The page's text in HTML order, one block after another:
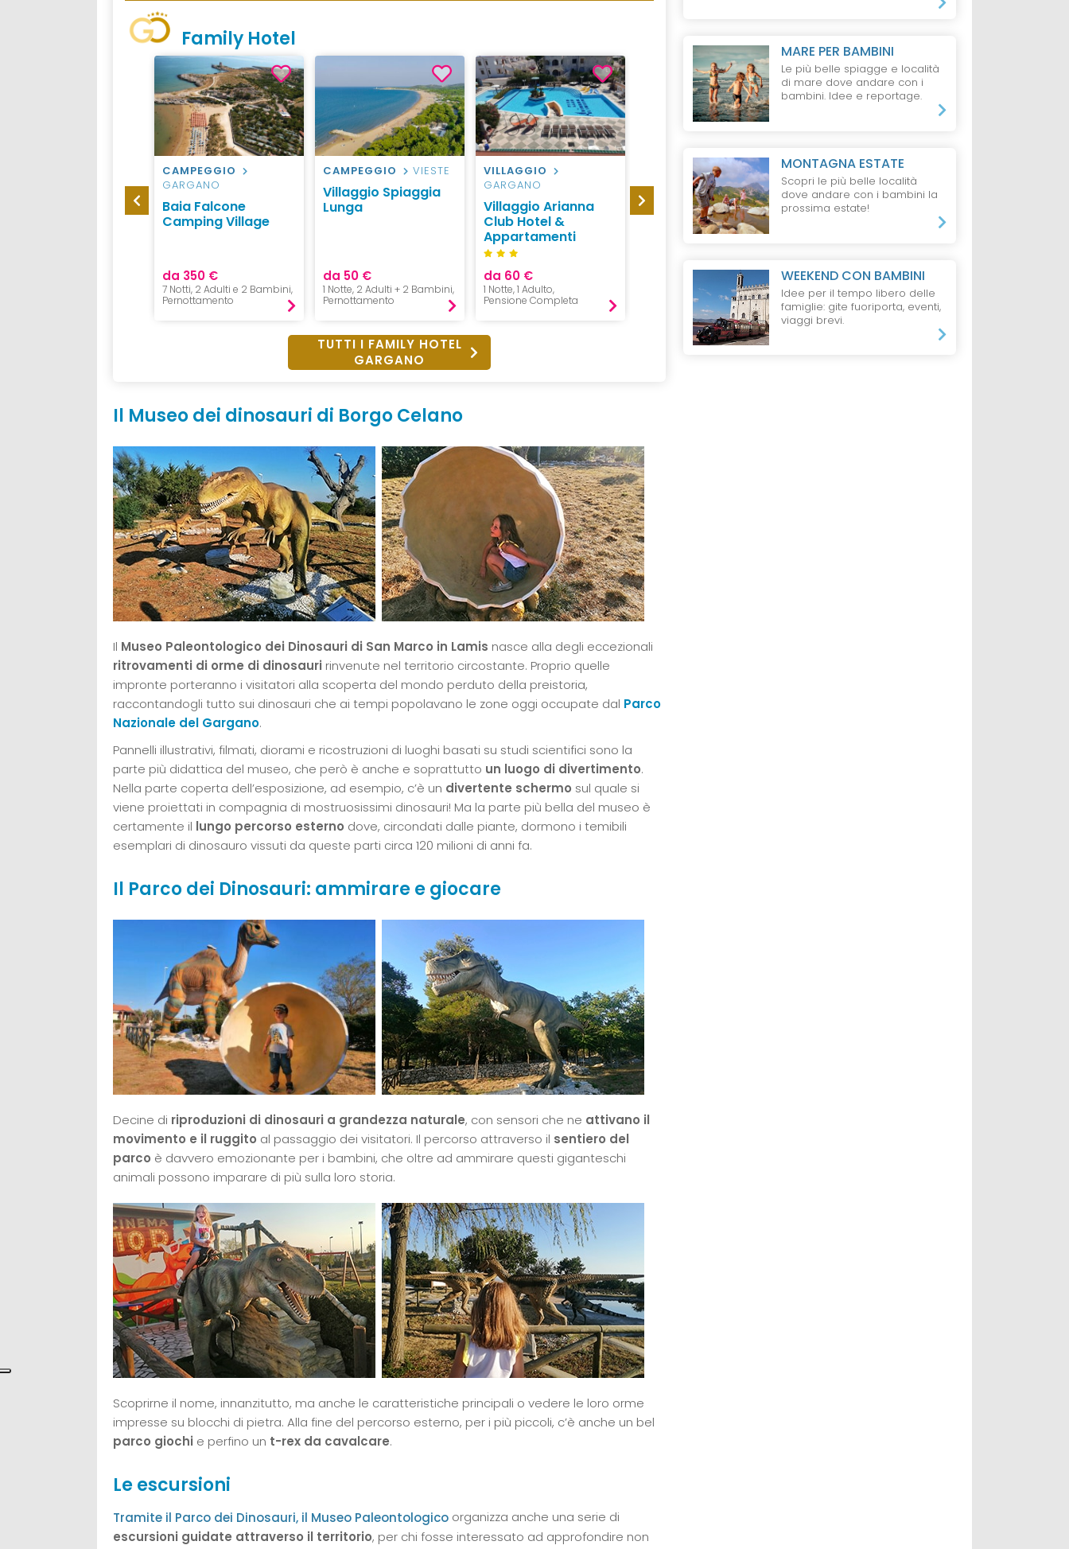
Family Hotel
CAMPEGGIO
GARGANO
Baia Falcone
Camping Village
da 350 €
7 Notti, 2 Adulti e 2 Bambini,
Pernottamento
CAMPEGGIO VIESTE
Villaggio Spiaggia
Lunga
da 50 €
1 Notte, 2 Adulti + 2 Bambini,
Pernottamento
VILLAGGIO
GARGANO
Villaggio Arianna
Club Hotel &
Appartamenti
da 60 €
1 Notte, 1 Adulto,
Pensione Completa
VIESTE
Le Ginestre Wellness
& Family Hotel
da 99 €
1 Notte, 2 Adulti e 2 Bambini,
VILLAGGIO
GARGANO
Villaggio La Giara
da 500 €
7 notti, 4 persone,
Pernottamento
TUTTI I FAMILY HOTEL
GARGANO
Il Museo dei dinosauri di Borgo Celano
Il Museo Paleontologico dei Dinosauri di San Marco in Lamis nasce alla degli eccezionali
ritrovamenti di orme di dinosauri rinvenute nel territorio circostante. Proprio quelle
impronte porteranno i visitatori alla scoperta del mondo perduto della preistoria,
raccontandogli tutto sui dinosauri che ai tempi popolavano le zone oggi occupate dal Parco
Nazionale del Gargano.
Pannelli illustrativi, filmati, diorami e ricostruzioni di luoghi basati su studi scientifici sono la
parte più didattica del museo, che però è anche e soprattutto un luogo di divertimento.
Nella parte coperta dell’esposizione, ad esempio, c’è un divertente schermo sul quale si
viene proiettati in compagnia di mostruosissimi dinosauri! Ma la parte più bella del museo è
certamente il lungo percorso esterno dove, circondati dalle piante, dormono i temibili
esemplari di dinosauro vissuti da queste parti circa 120 milioni di anni fa.
Il Parco dei Dinosauri: ammirare e giocare
Decine di riproduzioni di dinosauri a grandezza naturale, con sensori che ne attivano il
movimento e il ruggito al passaggio dei visitatori. Il percorso attraverso il sentiero del
parco è davvero emozionante per i bambini, che oltre ad ammirare questi giganteschi
animali possono imparare di più sulla loro storia.
Scoprirne il nome, innanzitutto, ma anche le caratteristiche principali o vedere le loro orme
impresse su blocchi di pietra. Alla fine del percorso esterno, per i più piccoli, c’è anche un bel
parco giochi e perfino un t-rex da cavalcare.
Le escursioni
Tramite il Parco dei Dinosauri, il Museo Paleontologico organizza anche una serie di
escursioni guidate attraverso il territorio, per chi fosse interessato ad approfondire non
MARE PER BAMBINI
Le più belle spiagge e località
di mare dove andare con i
bambini. Idee e reportage.
MONTAGNA ESTATE
Scopri le più belle località
dove andare con i bambini la
prossima estate!
WEEKEND CON BAMBINI
Idee per il tempo libero delle
famiglie: gite fuoriporta, eventi,
viaggi brevi.